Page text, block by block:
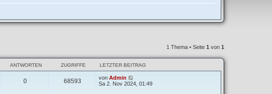
1 Thema • Seite 1 von 1
ANTWORTEN ZUGRIFFE LETZTER BEITRAG
0 68593 von Admin
Sa 2. Nov 2024, 01:49